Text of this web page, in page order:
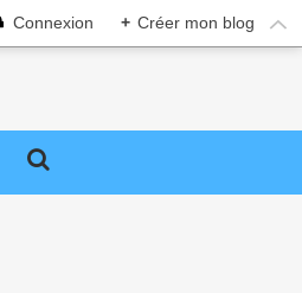
Connexion + Créer mon blog